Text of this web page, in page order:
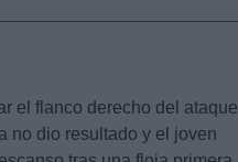
el flanco derecho del ataque
no dio resultado y el joven